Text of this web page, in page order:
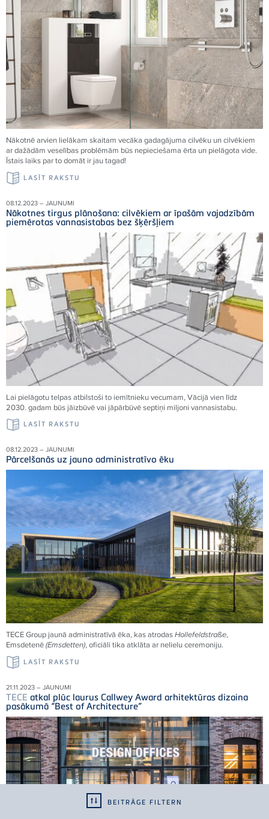
BEITRÄGE FILTERN
Nākotnē arvien lielākam skaitam vecāka gadagājuma cilvēku un cilvēkiem
ar dažādām veselības problēmām būs nepieciešama ērta un pielāgota vide.
Īstais laiks par to domāt ir jau tagad!
LASĪT RAKSTU
08.12.2023 – JAUNUMI
Nākotnes tirgus plānošana: cilvēkiem ar īpašām vajadzībām
piemērotas vannasistabas bez šķēršļiem
Lai pielāgotu telpas atbilstoši to iemītnieku vecumam, Vācijā vien līdz
2030. gadam būs jāizbūvē vai jāpārbūvē septiņi miljoni vannasistabu.
LASĪT RAKSTU
08.12.2023 – JAUNUMI
Pārcelšanās uz jauno administratīvo ēku
TECEGroup jaunā administratīvā ēka, kas atrodasHollefeldstraße,
Emsdetenē(Emsdetten), oficiāli tika atklāta ar nelielu ceremoniju.
LASĪT RAKSTU
21.11.2023 – JAUNUMI
TECE atkal plūc laurus Callwey Award arhitektūras dizaina
pasākumā “Best of Architecture”